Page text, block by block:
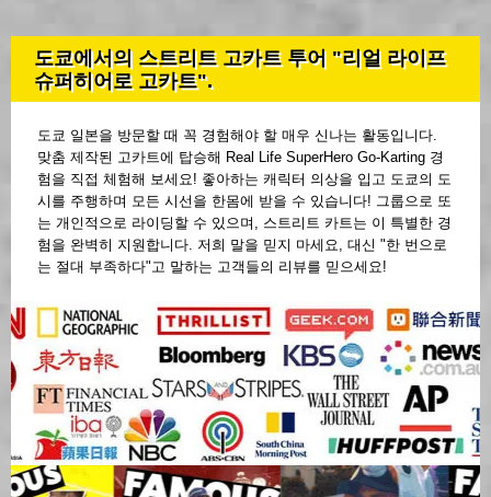
도쿄에서의 스트리트 고카트 투어 "리얼 라이프
슈퍼히어로 고카트".
도쿄 일본을 방문할 때 꼭 경험해야 할 매우 신나는 활동입니다.
맞춤 제작된 고카트에 탑승해 Real Life SuperHero Go-Karting 경
험을 직접 체험해 보세요! 좋아하는 캐릭터 의상을 입고 도쿄의 도
시를 주행하며 모든 시선을 한몸에 받을 수 있습니다! 그룹으로 또
는 개인적으로 라이딩할 수 있으며, 스트리트 카트는 이 특별한 경
험을 완벽히 지원합니다. 저희 말을 믿지 마세요, 대신 "한 번으로
는 절대 부족하다"고 말하는 고객들의 리뷰를 믿으세요!